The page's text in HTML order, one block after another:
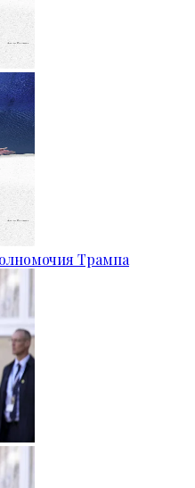
Трампа